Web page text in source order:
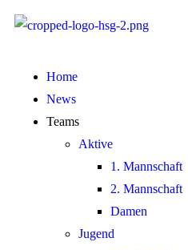
Home
News
Teams
Aktive
1. Mannschaft
2. Mannschaft
Damen
Jugend